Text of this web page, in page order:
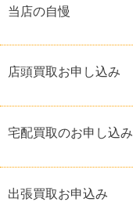
当店の自慢
店頭買取お申し込み
宅配買取のお申し込み
出張買取お申込み